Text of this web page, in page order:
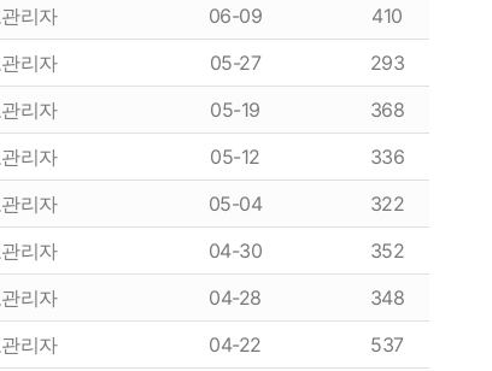
리자 06-09
410
리자 05-27
293
리자 05-19
368
리자 05-12
336
리자 05-04
322
리자 04-30
352
리자 04-28
348
리자 04-22
537